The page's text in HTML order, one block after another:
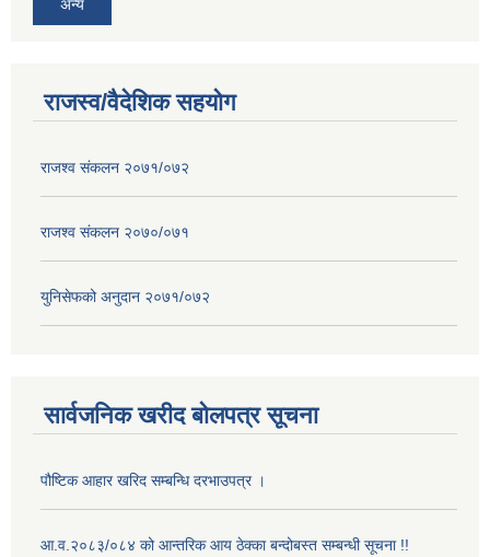
अन्य
राजस्व/वैदेशिक सहयोग
राजश्व संकलन २०७१/०७२
राजश्व संकलन २०७०/०७१
युनिसेफको अनुदान २०७१/०७२
सार्वजनिक खरीद बोलपत्र सूचना
पौष्टिक आहार खरिद सम्बन्धि दरभाउपत्र ।
आ.व.२०८३/०८४ को आन्तरिक आय ठेक्का बन्दोबस्त सम्बन्धी सूचना !!